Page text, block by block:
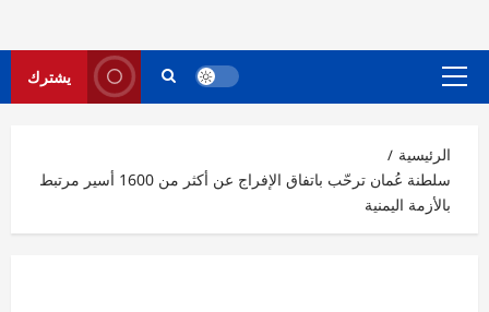
القائمة
يشترك
الرئيسية
سلطنة عُمان ترحّب باتفاق الإفراج عن أكثر من 1600 أسير مرتبط
بالأزمة اليمنية